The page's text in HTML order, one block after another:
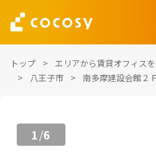
トップ エリアから賃貸オフィス
八王子市
南多摩建設会館２Ｆ
1/6